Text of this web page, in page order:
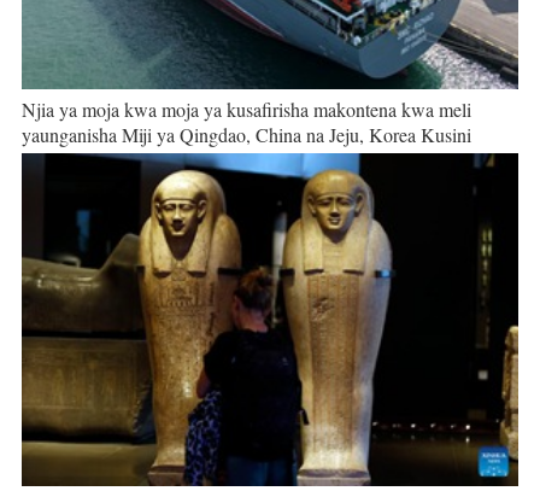
Njia ya moja kwa moja ya kusafirisha makontena kwa meli
yaunganisha Miji ya Qingdao, China na Jeju, Korea Kusini